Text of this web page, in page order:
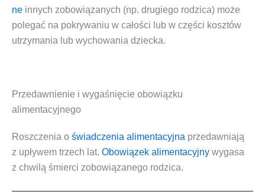
ne innych zobo­wią­za­nych (np. dru­gie­go rodzi­ca) może
pole­gać na pokry­wa­niu w cało­ści lub w czę­ści kosz­tów
utrzy­ma­nia lub wycho­wa­nia dziec­ka.
Przedawnienie i wygaśnięcie obowiązku
alimentacyjnego
Rosz­cze­nia o świad­cze­nia ali­men­ta­cyj­na przedaw­nia­ją
z upły­wem trzech lat. Obo­wią­zek ali­men­ta­cyj­ny wyga­sa
z chwi­lą śmier­ci zobo­wią­za­ne­go rodzica.